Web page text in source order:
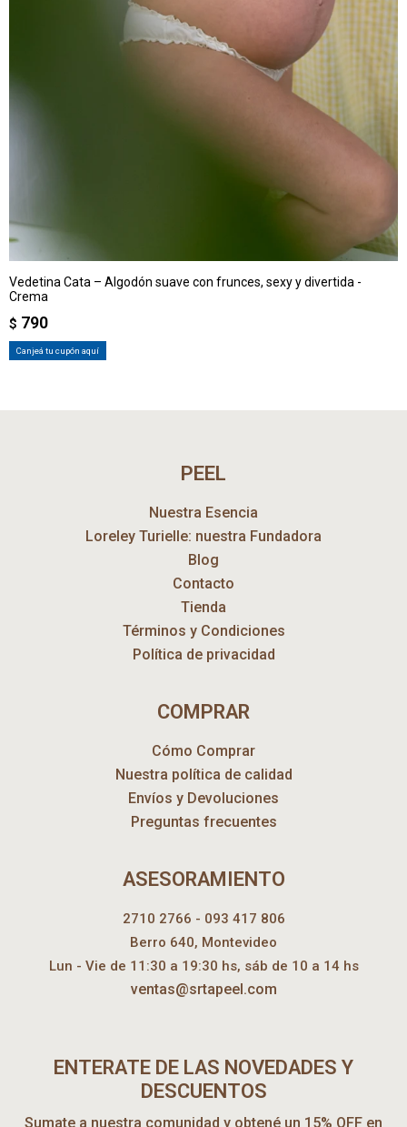
Vedetina Cata – Algodón suave con frunces, sexy y divertida -
Crema
$ 790
Canjeá tu cupón aquí
PEEL
Nuestra Esencia
Loreley Turielle: nuestra Fundadora
Blog
Contacto
Tienda
Términos y Condiciones
Política de privacidad
COMPRAR
Cómo Comprar
Nuestra política de calidad
Envíos y Devoluciones
Preguntas frecuentes
ASESORAMIENTO
2710 2766 - 093 417 806
Berro 640, Montevideo
Lun - Vie de 11:30 a 19:30 hs, sáb de 10 a 14 hs
ventas@srtapeel.com
ENTERATE DE LAS NOVEDADES Y
DESCUENTOS
Sumate a nuestra comunidad y obtené un 15% OFF en